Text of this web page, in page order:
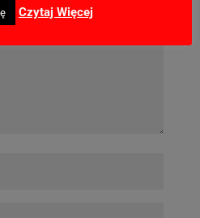
Czytaj Więcej